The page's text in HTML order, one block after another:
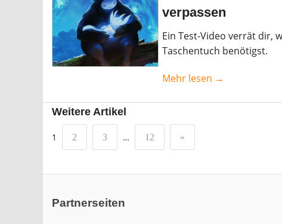
verpassen
Ein Test-Video verrät dir,
Taschentuch benötigst.
Mehr lesen →
Weitere Artikel
1 2 3 … 12 »
Partnerseiten